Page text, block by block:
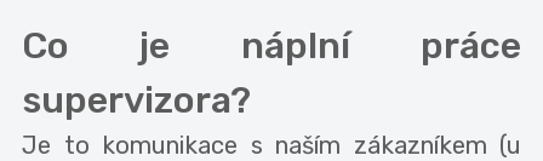
Co je náplní práce
supervizora?
Je to komunikace s naším zákazníkem (u